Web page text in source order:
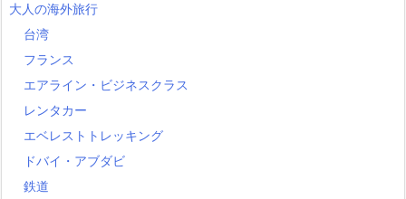
大人の海外旅行
台湾
フランス
エアライン・ビジネスクラス
レンタカー
エベレストトレッキング
ドバイ・アブダビ
鉄道